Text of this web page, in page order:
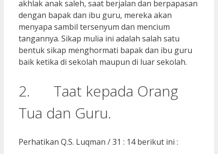
akhlak anak saleh, saat berjalan dan berpapasan
dengan bapak dan ibu guru, mereka akan
menyapa sambil tersenyum dan mencium
tangannya. Sikap mulia ini adalah salah satu
bentuk sikap menghormati bapak dan ibu guru
baik ketika di sekolah maupun di luar sekolah.
2. Taat kepada Orang
Tua dan Guru.
Perhatikan Q.S. Luqman / 31 : 14 berikut ini :